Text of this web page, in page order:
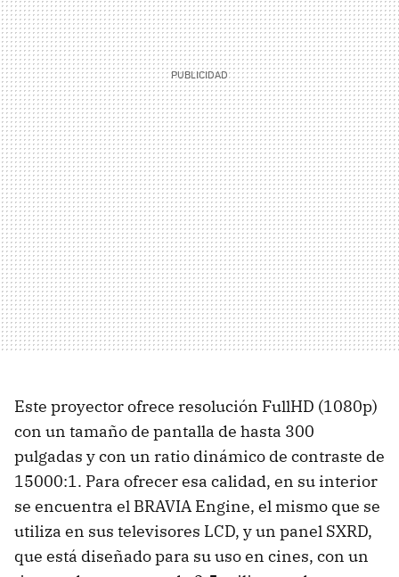
Este proyector ofrece resolución FullHD (1080p)
con un tamaño de pantalla de hasta 300
pulgadas y con un ratio dinámico de contraste de
15000:1. Para ofrecer esa calidad, en su interior
se encuentra el BRAVIA Engine, el mismo que se
utiliza en sus televisores LCD, y un panel SXRD,
que está diseñado para su uso en cines, con un